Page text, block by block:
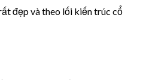
đẹp và theo lối kiến trúc cổ